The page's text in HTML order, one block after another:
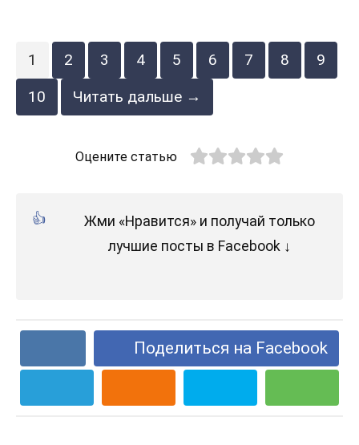
1 2 3 4 5 6 7 8
9
10
Читать дальше →
Оцените статью
Жми «Нравится» и получай только
лучшие посты в Facebook ↓
Поделиться на Facebook